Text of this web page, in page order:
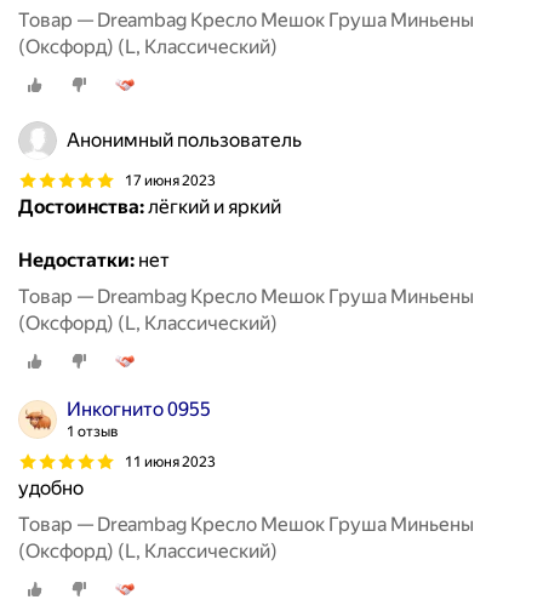
Товар — Dreambag Кресло Мешок Груша Миньены
(Оксфорд) (L, Классический)
Анонимный пользователь
17 июня 2023
Достоинства:лёгкий и яркий
Недостатки: нет
Товар — Dreambag Кресло Мешок Груша Миньены
(Оксфорд) (L, Классический)
Инкогнито 0955
1 отзыв
11 июня 2023
удобно
Товар — Dreambag Кресло Мешок Груша Миньены
(Оксфорд) (L, Классический)